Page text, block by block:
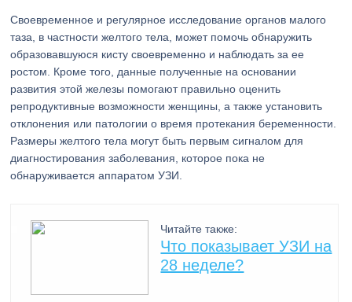
Своевременное и регулярное исследование органов малого
таза, в частности желтого тела, может помочь обнаружить
образовавшуюся кисту своевременно и наблюдать за ее
ростом. Кроме того, данные полученные на основании
развития этой железы помогают правильно оценить
репродуктивные возможности женщины, а также установить
отклонения или патологии о время протекания беременности.
Размеры желтого тела могут быть первым сигналом для
диагностирования заболевания, которое пока не
обнаруживается аппаратом УЗИ.
Читайте также:
Что показывает УЗИ на
28 неделе?